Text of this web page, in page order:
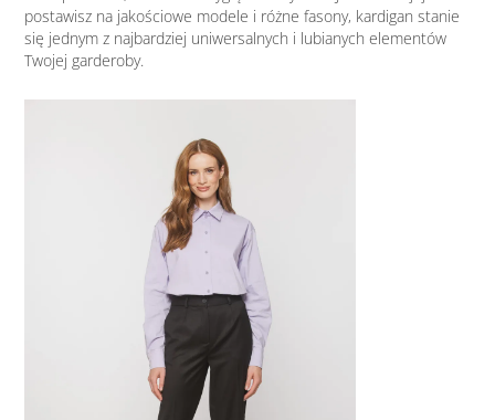
postawisz na jakościowe modele i różne fasony, kardigan stanie
się jednym z najbardziej uniwersalnych i lubianych elementów
Twojej garderoby.